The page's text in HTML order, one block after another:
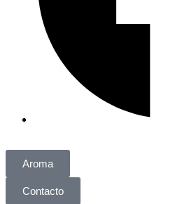
Aroma
Contacto